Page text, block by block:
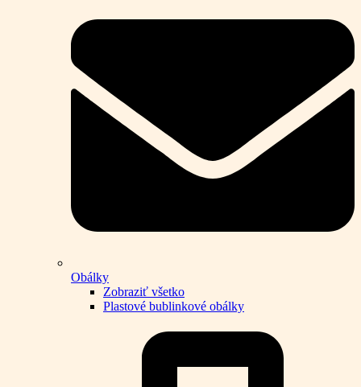
Obálky
Zobraziť všetko
Plastové bublinkové obálky